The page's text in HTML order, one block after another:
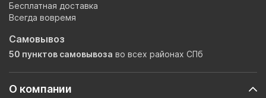
О компании
Бесплатная доставка
Всегда вовремя
Самовывоз
50 пунктов самовывоза во всех районах СПб